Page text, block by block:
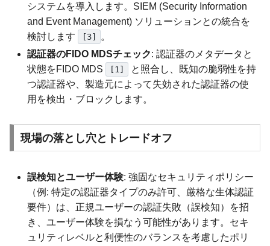
システムを導入します。SIEM (Security Information
and Event Management) ソリューションとの統合を
検討します
[3]
。
認証器のFIDO MDSチェック: 認証器のメタデータと
状態をFIDO MDS
[1]
と照合し、既知の脆弱性を持
つ認証器や、製造元によって失効された認証器の使
用を検出・ブロックします。
現場の落とし穴とトレードオフ
誤検知とユーザー体験: 強固なセキュリティポリシー
（例: 特定の認証器タイプのみ許可、厳格な生体認証
要件）は、正規ユーザーの認証失敗（誤検知）を招
き、ユーザー体験を損なう可能性があります。セキ
ュリティレベルと利便性のバランスを考慮したポリ